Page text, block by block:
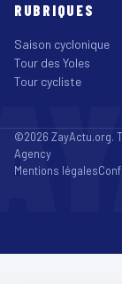
RUBRIQUES
Saison cyclonique
Tour des Yoles
Tour cycliste
©2026 ZayActu.org.
Agency
Mentions légales